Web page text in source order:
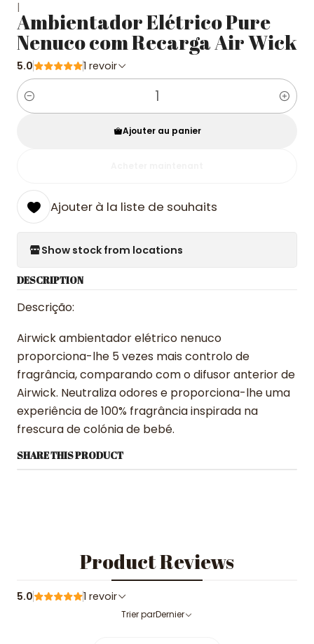
|
Ambientador Elétrico Pure
Nenuco com Recarga Air Wick
5.0 1 revoir
Quantité
Ajouter au panier
Ajouter à la liste de souhaits
Show stock from locations
DESCRIPTION
Descrição:
Airwick ambientador elétrico nenuco
proporciona-lhe 5 vezes mais controlo de
fragrância, comparando com o difusor anterior de
Airwick. Neutraliza odores e proporciona-lhe uma
experiência de 100% fragrância inspirada na
frescura de colónia de bebé.
SHARE THIS PRODUCT
Product Reviews
5.0 1 revoir
Trier parDernier